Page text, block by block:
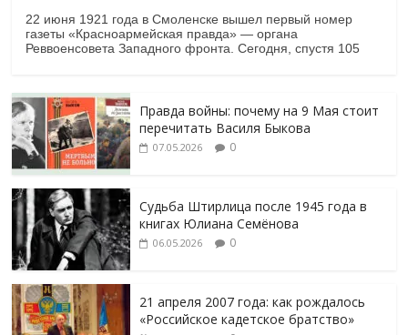
22 июня 1921 года в Смоленске вышел первый номер
газеты «Красноармейская правда» — органа
Реввоенсовета Западного фронта. Сегодня, спустя 105
Правда войны: почему на 9 Мая стоит
перечитать Василя Быкова
07.05.2026 0
Судьба Штирлица после 1945 года в
книгах Юлиана Семёнова
06.05.2026 0
21 апреля 2007 года: как рождалось
«Российское кадетское братство»